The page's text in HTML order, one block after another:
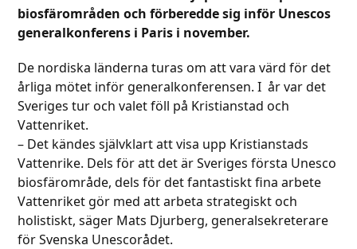
biosfärområden och förberedde sig inför Unescos
generalkonferens i Paris i november.
De nordiska länderna turas om att vara värd för det
årliga mötet inför generalkonferensen. I år var det
Sveriges tur och valet föll på Kristianstad och
Vattenriket.
– Det kändes självklart att visa upp Kristianstads
Vattenrike. Dels för att det är Sveriges första Unesco
biosfärområde, dels för det fantastiskt fina arbete
Vattenriket gör med att arbeta strategiskt och
holistiskt, säger Mats Djurberg, generalsekreterare
för Svenska Unescorådet.